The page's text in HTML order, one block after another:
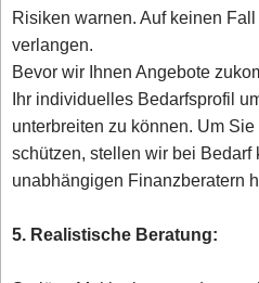
Risiken warnen. Auf keinen
verlangen.
Bevor wir Ihnen Angebote
Ihr individuelles Bedarfsprofil
unterbreiten zu können. Um
schützen, stellen wir bei Bedarf
unabhängigen Finanzberatern
5. Realistische Beratung: